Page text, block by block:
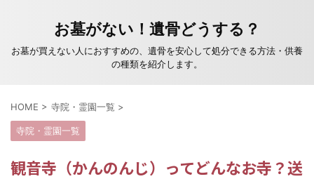
お墓がない！遺骨どうする？
お墓が買えない人におすすめの、遺骨を安心して処分できる方法・供養
の種類を紹介します。
HOME > 寺院・霊園一覧 >
寺院・霊園一覧
観音寺（かんのんじ）ってどんなお寺？送